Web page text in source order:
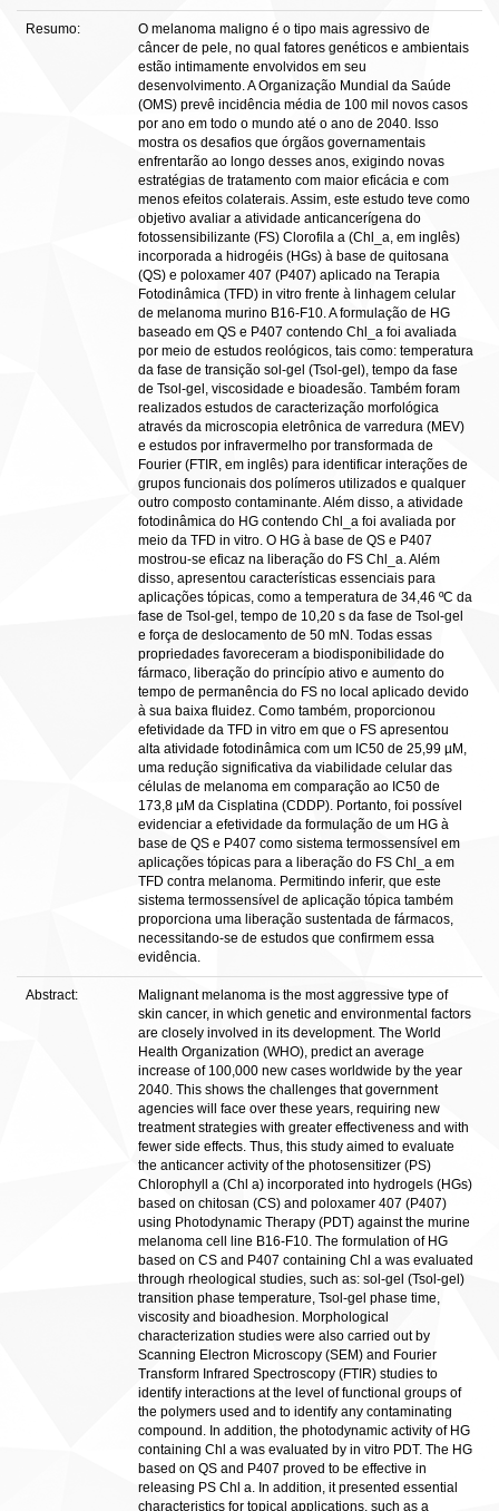
Resumo:
O melanoma maligno é o tipo mais agressivo de
câncer de pele, no qual fatores genéticos e ambientais
estão intimamente envolvidos em seu
desenvolvimento. A Organização Mundial da Saúde
(OMS) prevê incidência média de 100 mil novos casos
por ano em todo o mundo até o ano de 2040. Isso
mostra os desafios que órgãos governamentais
enfrentarão ao longo desses anos, exigindo novas
estratégias de tratamento com maior eficácia e com
menos efeitos colaterais. Assim, este estudo teve como
objetivo avaliar a atividade anticancerígena do
fotossensibilizante (FS) Clorofila a (Chl_a, em inglês)
incorporada a hidrogéis (HGs) à base de quitosana
(QS) e poloxamer 407 (P407) aplicado na Terapia
Fotodinâmica (TFD) in vitro frente à linhagem celular
de melanoma murino B16-F10. A formulação de HG
baseado em QS e P407 contendo Chl_a foi avaliada
por meio de estudos reológicos, tais como: temperatura
da fase de transição sol-gel (Tsol-gel), tempo da fase
de Tsol-gel, viscosidade e bioadesão. Também foram
realizados estudos de caracterização morfológica
através da microscopia eletrônica de varredura (MEV)
e estudos por infravermelho por transformada de
Fourier (FTIR, em inglês) para identificar interações de
grupos funcionais dos polímeros utilizados e qualquer
outro composto contaminante. Além disso, a atividade
fotodinâmica do HG contendo Chl_a foi avaliada por
meio da TFD in vitro. O HG à base de QS e P407
mostrou-se eficaz na liberação do FS Chl_a. Além
disso, apresentou características essenciais para
aplicações tópicas, como a temperatura de 34,46 ºC da
fase de Tsol-gel, tempo de 10,20 s da fase de Tsol-gel
e força de deslocamento de 50 mN. Todas essas
propriedades favoreceram a biodisponibilidade do
fármaco, liberação do princípio ativo e aumento do
tempo de permanência do FS no local aplicado devido
à sua baixa fluidez. Como também, proporcionou
efetividade da TFD in vitro em que o FS apresentou
alta atividade fotodinâmica com um IC50 de 25,99 µM,
uma redução significativa da viabilidade celular das
células de melanoma em comparação ao IC50 de
173,8 µM da Cisplatina (CDDP). Portanto, foi possível
evidenciar a efetividade da formulação de um HG à
base de QS e P407 como sistema termossensível em
aplicações tópicas para a liberação do FS Chl_a em
TFD contra melanoma. Permitindo inferir, que este
sistema termossensível de aplicação tópica também
proporciona uma liberação sustentada de fármacos,
necessitando-se de estudos que confirmem essa
evidência.
Abstract:
Malignant melanoma is the most aggressive type of
skin cancer, in which genetic and environmental factors
are closely involved in its development. The World
Health Organization (WHO), predict an average
increase of 100,000 new cases worldwide by the year
2040. This shows the challenges that government
agencies will face over these years, requiring new
treatment strategies with greater effectiveness and with
fewer side effects. Thus, this study aimed to evaluate
the anticancer activity of the photosensitizer (PS)
Chlorophyll a (Chl a) incorporated into hydrogels (HGs)
based on chitosan (CS) and poloxamer 407 (P407)
using Photodynamic Therapy (PDT) against the murine
melanoma cell line B16-F10. The formulation of HG
based on CS and P407 containing Chl a was evaluated
through rheological studies, such as: sol-gel (Tsol-gel)
transition phase temperature, Tsol-gel phase time,
viscosity and bioadhesion. Morphological
characterization studies were also carried out by
Scanning Electron Microscopy (SEM) and Fourier
Transform Infrared Spectroscopy (FTIR) studies to
identify interactions at the level of functional groups of
the polymers used and to identify any contaminating
compound. In addition, the photodynamic activity of HG
containing Chl a was evaluated by in vitro PDT. The HG
based on QS and P407 proved to be effective in
releasing PS Chl a. In addition, it presented essential
characteristics for topical applications, such as a